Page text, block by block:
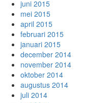
juni 2015
mei 2015
april 2015
februari 2015
januari 2015
december 2014
november 2014
oktober 2014
augustus 2014
juli 2014